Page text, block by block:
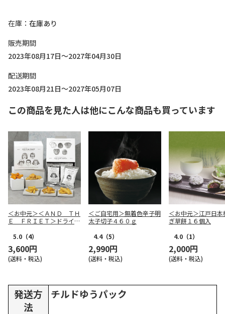
在庫
在庫あり
販売期間
2023年08月17日～2027年04月30日
配送期間
2023年08月21日～2027年05月07日
この商品を見た人は他にこんな商品も買っています
＜お中元＞＜ＡＮＤ ＴＨ
Ｅ ＦＲＩＥＴ＞ドライフ
5.0 （4）
3,600円
(送料・税込)
＜ご自宅用＞無着色辛子明
太子切子４６０ｇ
4.4（5）
2,990円
(送料・税込)
＜お中元＞江戸日本
ぎ草餅１６個入
4.0 （1）
2,000円
(送料・税込)
発送方
法
チルドゆうパック